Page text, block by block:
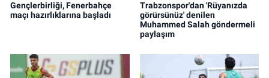
Gençlerbirliği, Fenerbahçe
maçı hazırlıklarına başladı
Trabzonspor'dan 'Rüyanızda
görürsünüz' denilen
Muhammed Salah göndermeli
paylaşım